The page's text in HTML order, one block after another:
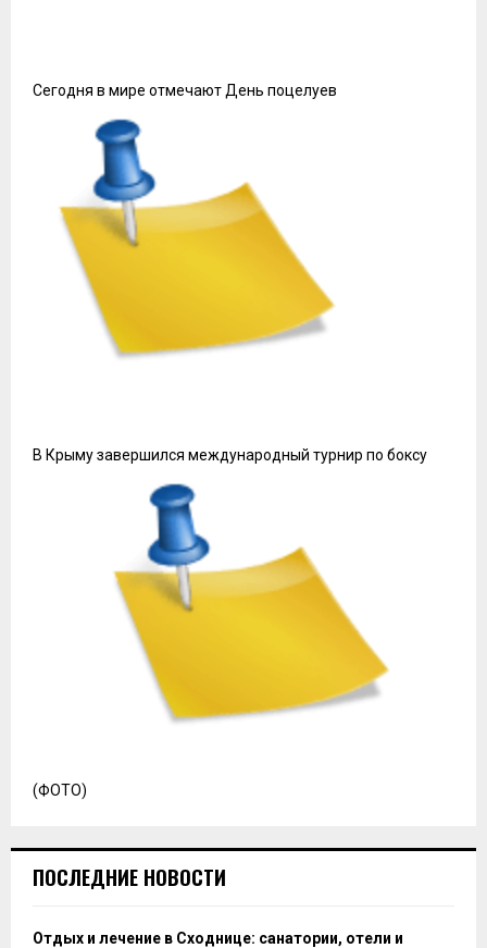
Сегодня в мире отмечают День поцелуев
В Крыму завершился международный турнир по боксу
(ФОТО)
ПОСЛЕДНИЕ НОВОСТИ
Отдых и лечение в Сходнице: санатории, отели и